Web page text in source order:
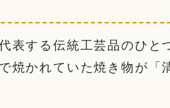
表する伝統工芸品のひと
焼かれていた焼き物が「